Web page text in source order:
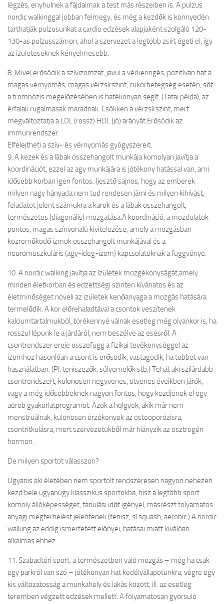
légzés, enyhülnek a fájdalmak a test más részeiben is. A pulzus
nordic walkinggal jobban felmegy, és még a kezdők is könnyedén
tarthatják pulzusunkat a cardio edzések alapjaként szolgáló 120-
130-as pulzusszámon, ahol a szervezet a legtöbb zsírt égeti el, így
az izületeseknek kényelmesebb.
8. Mivel erősödik a szívizomzat, javul a vérkeringés, pozitívan hat a
magas vérnyomás, magas vérzsírszint, cukorbetegség esetén, sőt
a trombózis megelőzésében is hatékonyan segít. (Tatai példa), az
érfalak rugalmasak maradnak. Csökken a vérzsírszint, mert
megváltoztatja a LDL (rossz) HDL (jó) arányát.Erősödik az
immunrendszer.
Elfelejtheti a szív- és vérnyomás gyógyszereit.
9. A kezek és a lábak összehangolt munkája komolyan javítja a
koordinációt, ezzel az agy munkájára is jótékony hatással van, ami
idősebb korban igen fontos. Ijesztő sajnos, hogy az emberek
milyen nagy hányada nem tud rendesen járni és milyen kihívást,
feladatot jelent számukra a karok és a lábak összehangolt,
természetes (diagonális) mozgatása.A koordináció, a mozdulatok
pontos, magas színvonalú kivitelezése, amely a mozgásban
közreműködő izmok összehangolt munkájával és a
neuromuszkuláris (agy-ideg-izom) kapcsolatoknak a függvénye.
10. A nordic walking javítja az ízületek mozgékonyságát,amely
minden életkorban és edzettségi szinten kívánatos és az
életminőséget növeli az izületek kenőanyaga a mozgás hatására
termelődik. A kor előrehaladtával a csontok veszítenek
kalciumtartalmukból, törékennyé válnak esetleg még olyankor is, ha
rosszul lépünk le a járdáról, nem beszélve az esésről. A
csontrendszer ereje összefügg a fizikai tevékenységgel az
izomhoz hasonlóan a csont is erősödik, vastagodik, ha többet van
használatban. (Pl. teniszezők, súlyemelők stb.) Tehát aki szilárdabb
csontrendszert, különösen negyvenes, ötvenes éveikben járók,
vagy a még idősebbeknek nagyon fontos, hogy kezdjenek el egy
aerob gyakorlatprogramot. Azok a hölgyek, akik már nem
menstruálnak, különösen érzékenyek az osteoporózisra,
csontritkulásra, mert szervezetükből már hiányzik az ösztrogén
hormon.
De milyen sportot válasszon?
Ugyanis aki életében nem sportolt rendszeresen nagyon nehezen
kezd bele ugyanúgy klasszikus sportokba, hisz a legtöbb sport
komoly állóképességet, tanulási időt igényel, másrészt folyamatos
anyagi megterhelést jelentenek (tenisz, sí squash, aerobic.) A nordic
walking az eddig ismertetett előnyei, hatásai miatt kiválóan
alkalmas ehhez.
11. Szabadtéri sport: a természetben való mozgás – még ha csak
egy parkról van szó – jótékonyan hat kedélyállapotunkra, végre egy
kis változatosság a munkahely és lakás között, ill. az esetleg
teremben végzett edzések mellett. A folyamatosan gyorsuló